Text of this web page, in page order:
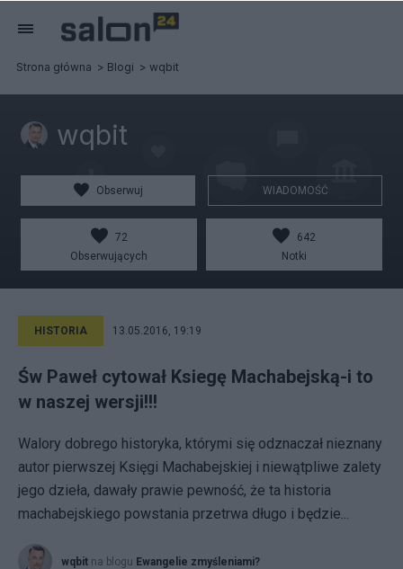
Strona główna Blogi wqbit
wqbit
Obserwuj WIADOMOŚĆ
72
Obserwujących
642
Notki
HISTORIA 13.05.2016, 19:19
Św Paweł cytował Ksiegę Machabejską-i to
w naszej wersji!!!
Walory dobrego historyka, którymi się odznaczał nieznany
autor pierw­szej Księgi Machabejskiej i niewątpliwe zalety
jego dzieła, dawały prawie pewność, że ta historia
machabejskiego powstania przetrwa długo i będzie...
wqbit na blogu Ewangelie zmyśleniami?